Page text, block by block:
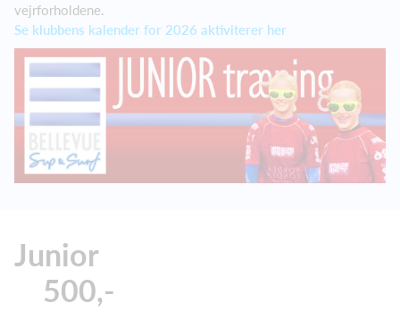
vejrforholdene.
Se klubbens kalender for 2026 aktiviterer her
Junior
500,-